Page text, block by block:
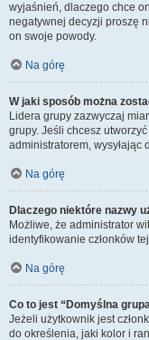
wyjaśnień, dlaczego chce
negatywnej decyzji proszę
on swoje powody.
Na górę
W jaki sposób można
Lidera grupy zazwyczaj
grupy. Jeśli chcesz
administratorem, wysyłając
Na górę
Dlaczego niektóre nazwy
Możliwe, że administrator
identyfikowanie członków
Na górę
Co to jest “Domyślna
Jeżeli użytkownik jest
do określenia, jaki kolor i